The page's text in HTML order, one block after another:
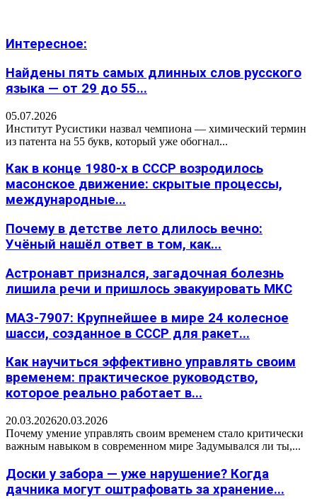
Интересное:
Найдены пять самых длинных слов русского
языка — от 29 до 55...
05.07.2026
Институт Русистики назвал чемпиона — химический термин
из патента на 55 букв, который уже обогнал...
Как в конце 1980-х в СССР возродилось
масонское движение: скрытые процессы,
международные...
Почему в детстве лето длилось вечно:
Учёный нашёл ответ в том, как...
Астронавт признался, загадочная болезнь
лишила речи и пришлось эвакуировать МКС
МАЗ-7907: Крупнейшее в мире 24 колесное
шасси, созданное в СССР для ракет...
Как научиться эффективно управлять своим
временем: практическое руководство,
которое реально работает в...
20.03.202620.03.2026
Почему умение управлять своим временем стало критически
важным навыком в современном мире Задумывался ли ты,...
Доски у забора — уже нарушение? Когда
дачника могут оштрафовать за хранение...